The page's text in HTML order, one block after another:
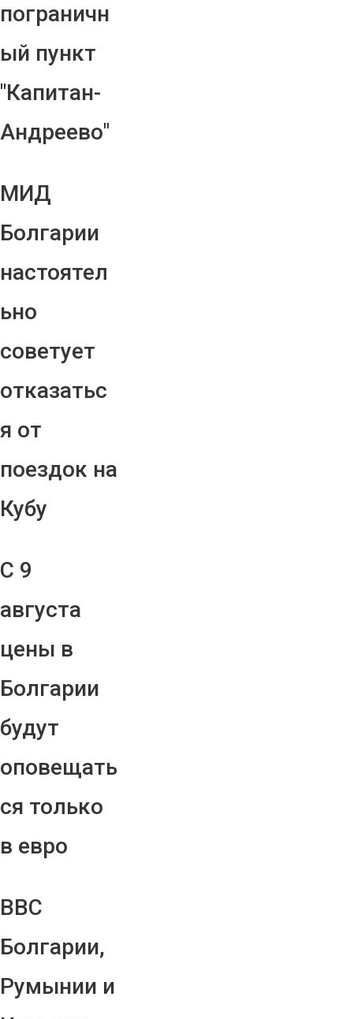
пограничн
ый пункт
"Капитан-
Андреево"
МИД
Болгарии
настоятел
ьно
советует
отказатьс
я от
поездок на
Кубу
С 9
августа
цены в
Болгарии
будут
оповещать
ся только
в евро
ВВС
Болгарии,
Румынии и